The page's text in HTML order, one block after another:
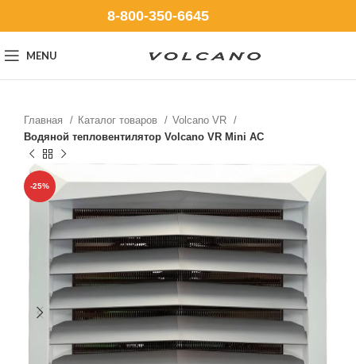
8-800-350-6645
MENU
Главная Каталог товаров
Volcano VR
Водяной тепловентилятор Volcano VR Mini AC
-25%